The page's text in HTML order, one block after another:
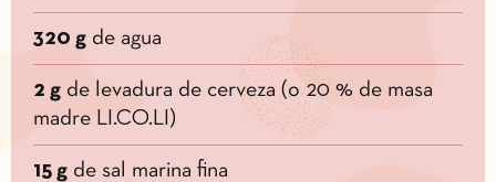
320 g de agua
2 g de levadura de cerveza (o 20 % de masa
madre LI.CO.LI)
15 g de sal marina fina